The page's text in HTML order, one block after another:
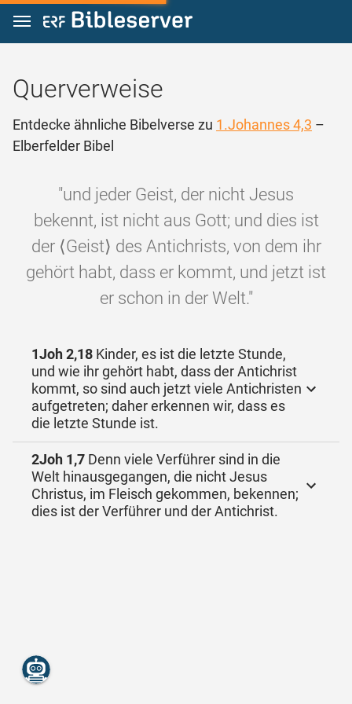
Zum Inhalt springen
Querverweise
Entdecke ähnliche Bibelverse zu 1.Johannes 4,3 –
Elberfelder Bibel
"und jeder Geist, der nicht Jesus
bekennt, ist nicht aus Gott; und dies ist
der ⟨Geist⟩ des Antichrists, von dem ihr
gehört habt, dass er kommt, und jetzt ist
er schon in der Welt."
1Joh 2,18 Kinder, es ist die letzte Stunde,
und wie ihr gehört habt, dass der Antichrist
kommt, so sind auch jetzt viele Antichristen
aufgetreten; daher erkennen wir, dass es
die letzte Stunde ist.
2Joh 1,7 Denn viele Verführer sind in die
Welt hinausgegangen, die nicht Jesus
Christus, im Fleisch gekommen, bekennen;
dies ist der Verführer und der Antichrist.